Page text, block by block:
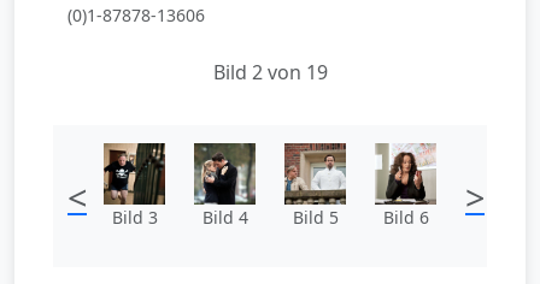
(0)1-87878-13606
Bild 2 von 19
< Bild 3 Bild 4 Bild 5 Bild 6 >